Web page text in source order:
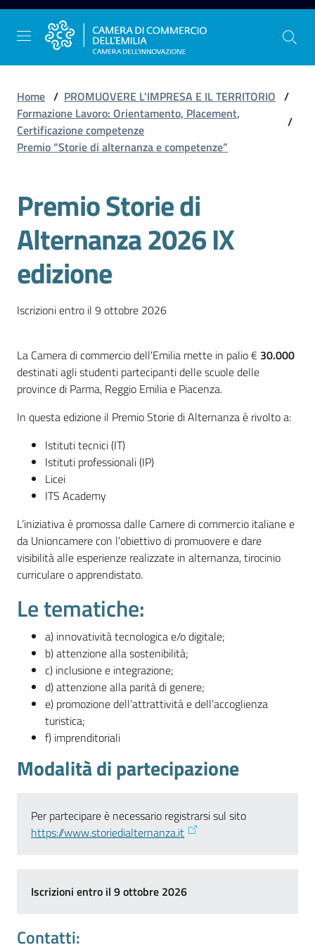
Vai al contenuto
Vai alla navigazione
Vai al footer
La
Gestire
l'impresa
Promuovere
il
territorio
Tutelare
l'Impresa
Consumatore
L'impresa
in
Prenotazioni
on line
Pagamenti
on line
Registrati
Home / PROMUOVERE L'IMPRESA E IL TERRITORIO /
Formazione Lavoro: Orientamento, Placement,
Certificazione competenze
/
Premio “Storie di alternanza e competenze”
Premio Storie di
Alternanza 2026 IX
edizione
Iscrizioni entro il 9 ottobre 2026
La Camera di commercio dell'Emilia mette in palio € 30.000
destinati agli studenti partecipanti delle scuole delle
province di Parma, Reggio Emilia e Piacenza.
In questa edizione il Premio Storie di Alternanza è rivolto a:
Istituti tecnici (IT)
Istituti professionali (IP)
Licei
ITS Academy
L’iniziativa è promossa dalle Camere di commercio italiane e
da Unioncamere con l’obiettivo di promuovere e dare
visibilità alle esperienze realizzate in alternanza, tirocinio
curriculare o apprendistato.
Le tematiche:
a) innovatività tecnologica e/o digitale;
b) attenzione alla sostenibilità;
c) inclusione e integrazione;
d) attenzione alla parità di genere;
e) promozione dell’attrattività e dell’accoglienza
turistica;
f) imprenditoriali
Modalità di partecipazione
Per partecipare è necessario registrarsi sul sito
https://www.storiedialternanza.it
Iscrizioni entro il 9 ottobre 2026
Contatti: